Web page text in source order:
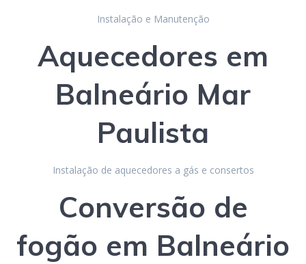
Instalação e Manutenção
Aquecedores em
Balneário Mar
Paulista
Instalação de aquecedores a gás e consertos
Conversão de
fogão em Balneário